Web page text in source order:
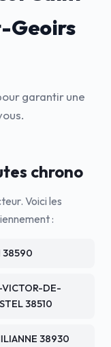
Geoirs
garantir une
chrono
Voici les
:
38590
VICTOR-DE-
38510
38930